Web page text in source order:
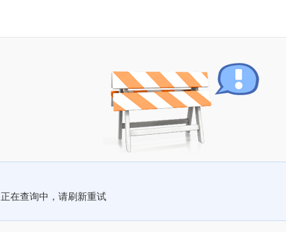
正在查询中，请刷新重试